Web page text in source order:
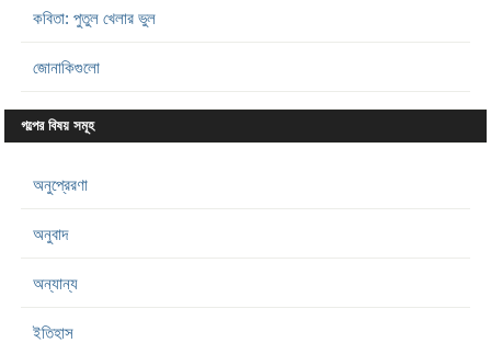
কবিতা: পুতুল খেলার ভুল
জোনাকিগুলো
গল্পের বিষয় সমূহ
অনুপ্রেরণা
অনুবাদ
অন্যান্য
ইতিহাস